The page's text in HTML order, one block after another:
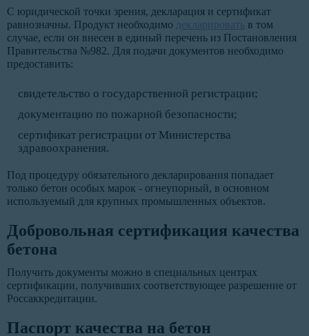
С юридической точки зрения, декларация и сертификат
равнозначны. Продукт необходимо декларировать в том
случае, если он внесен в единый перечень из Постановления
Правительства №982. Для подачи документов необходимо
предоставить:
свидетельство о государственной регистрации;
документацию по пожарной безопасности;
сертификат регистрации от Министерства
здравоохранения.
Под процедуру обязательного декларирования попадает
только бетон особых марок - огнеупорный, в основном
используемый для крупных промышленных объектов.
Добровольная сертификация качества
бетона
Получить документы можно в специальных центрах
сертификации, получивших соответствующее разрешение от
Россаккредитации.
Паспорт качества на бетон